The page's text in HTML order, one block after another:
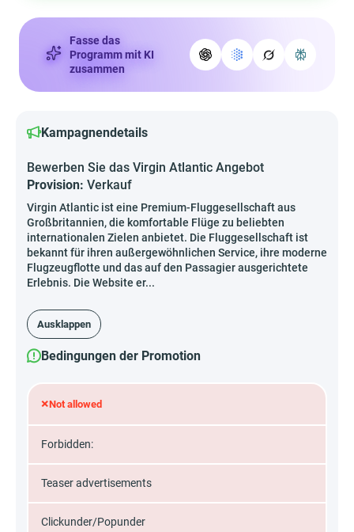
Fasse das
Programm mit KI
zusammen
Kampagnendetails
Bewerben Sie das Virgin Atlantic Angebot
Provision: Verkauf
Virgin Atlantic ist eine Premium-Fluggesellschaft aus
Großbritannien, die komfortable Flüge zu beliebten
internationalen Zielen anbietet. Die Fluggesellschaft ist
bekannt für ihren außergewöhnlichen Service, ihre moderne
Flugzeugflotte und das auf den Passagier ausgerichtete
Erlebnis. Die Website er...
Ausklappen
Bedingungen der Promotion
×Not allowed
Forbidden:
Teaser advertisements
Clickunder/Popunder